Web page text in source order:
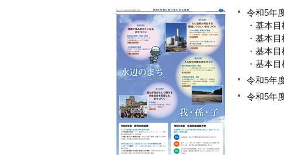
令和5年
・基本
・基本
・基本
・基本
令和5年
令和5年